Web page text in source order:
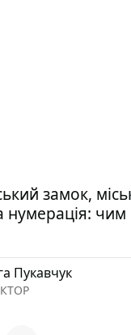
замок,
нумерація: чим
Пукавчук